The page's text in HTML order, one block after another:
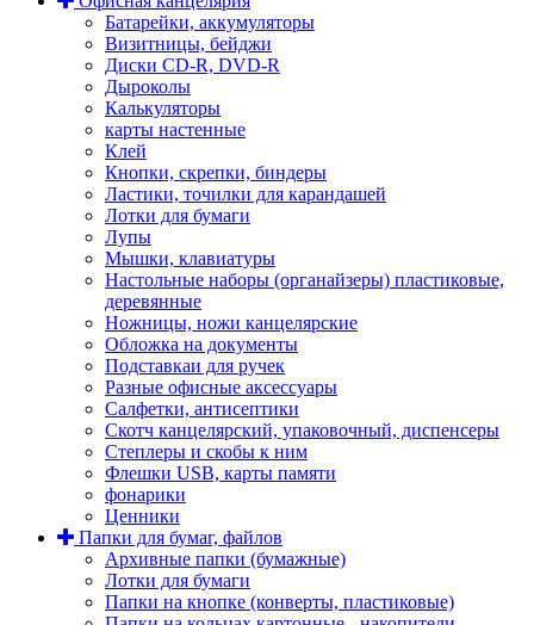
Батарейки, аккумуляторы
Визитницы, бейджи
Диски CD-R, DVD-R
Дыроколы
Калькуляторы
карты настенные
Клей
Кнопки, скрепки, биндеры
Ластики, точилки для карандашей
Лотки для бумаги
Лупы
Мышки, клавиатуры
Настольные наборы (органайзеры) пластиковые,
деревянные
Ножницы, ножи канцелярские
Обложка на документы
Подставкаи для ручек
Разные офисные аксессуары
Салфетки, антисептики
Скотч канцелярский, упаковочный, диспенсеры
Степлеры и скобы к ним
Флешки USB, карты памяти
фонарики
Ценники
Папки для бумаг, файлов
Архивные папки (бумажные)
Лотки для бумаги
Папки на кнопке (конверты, пластиковые)